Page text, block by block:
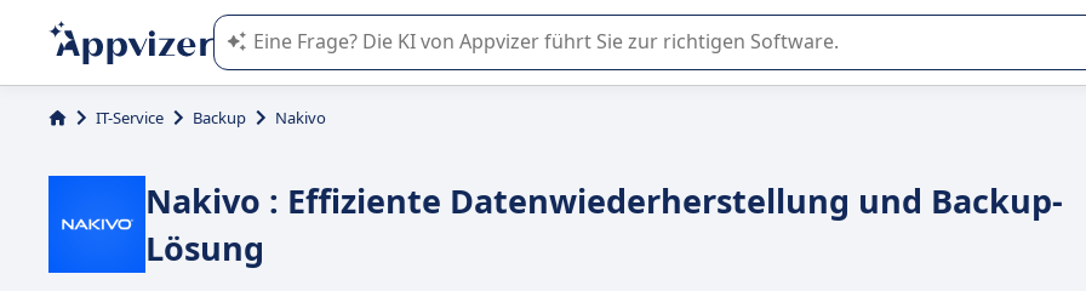
Die KI von Appvizer führt Sie bei der Nutzung oder Auswahl von SaaS-Software in Unternehmen.
IT-Service Backup Nakivo
Nakivo : Effiziente Datenwiederherstellung und Backup-
Lösung